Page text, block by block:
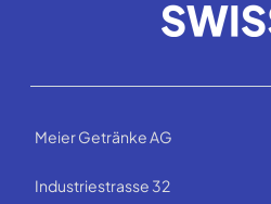
Meier Getränke AG
Industriestrasse 32